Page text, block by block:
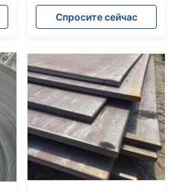
ASTM Q235 с горячим
прокатами
Спросите сейчас